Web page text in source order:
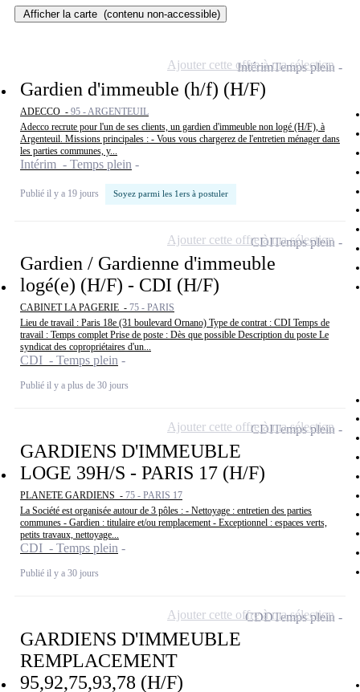
Afficher la carte (contenu non-accessible)
Gardien d'immeuble (h/f) (H/F)
ADECCO - 95 - ARGENTEUIL
Adecco recrute pour l'un de ses clients, un gardien d'immeuble non logé (H/F), à
Argenteuil. Missions principales : - Vous vous chargerez de l'entretien ménager dans
les parties communes, y...
Intérim - Temps plein
Publié il y a 19 jours Soyez parmi les 1ers à postuler
IntérimTemps plein
Ajouter cette offre à ma sélection
Gardien / Gardienne d'immeuble
logé(e) (H/F) - CDI (H/F)
CABINET LA PAGERIE - 75 - PARIS
Lieu de travail : Paris 18e (31 boulevard Ornano) Type de contrat : CDI Temps de
travail : Temps complet Prise de poste : Dès que possible Description du poste Le
syndicat des copropriétaires d'un...
CDI - Temps plein
Publié il y a plus de 30 jours
CDITemps plein
Ajouter cette offre à ma sélection
GARDIENS D'IMMEUBLE
LOGE 39H/S - PARIS 17 (H/F)
PLANETE GARDIENS - 75 - PARIS 17
La Société est organisée autour de 3 pôles : - Nettoyage : entretien des parties
communes - Gardien : titulaire et/ou remplacement - Exceptionnel : espaces verts,
petits travaux, nettoyage...
CDI - Temps plein
Publié il y a 30 jours
CDITemps plein
Ajouter cette offre à ma sélection
GARDIENS D'IMMEUBLE
REMPLACEMENT
95,92,75,93,78 (H/F)
CDDTemps plein
Ajouter cette offre à ma sélection